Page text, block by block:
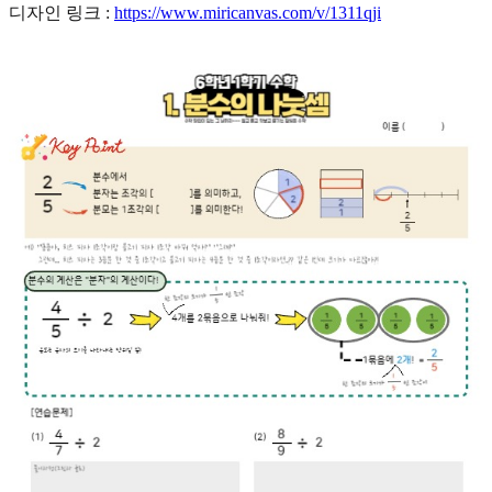
디자인 링크 : https://www.miricanvas.com/v/1311qji